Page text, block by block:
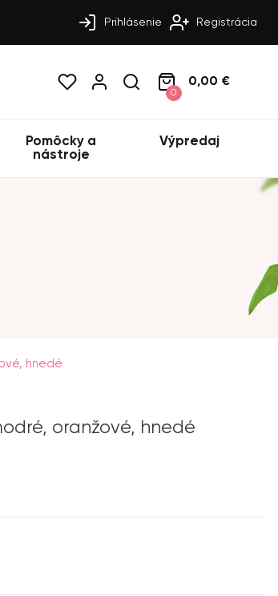
Prihlásenie Registrácia
0
0,00 €
Pomôcky a
nástroje
Výpredaj
hnedé
oranžové, hnedé